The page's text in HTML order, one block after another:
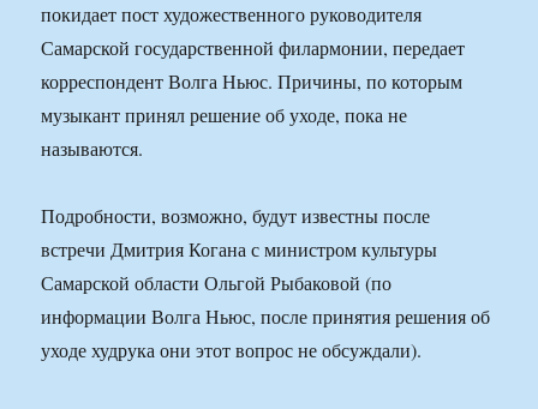
покидает пост художественного руководителя
Самарской государственной филармонии, передает
корреспондент Волга Ньюс. Причины, по которым
музыкант принял решение об уходе, пока не
называются.
Подробности, возможно, будут известны после
встречи Дмитрия Когана с министром культуры
Самарской области Ольгой Рыбаковой (по
информации Волга Ньюс, после принятия решения об
уходе худрука они этот вопрос не обсуждали).